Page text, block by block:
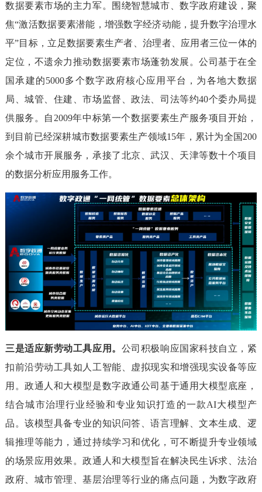
数据要素市场的主力军。围绕智慧城市、数字政府建设，聚
焦“激活数据要素潜能，增强数字经济动能，提升数字治理水
平”目标，立足数据要素生产者、治理者、应用者三位一体的
定位，不遗余力推动数据要素市场蓬勃发展。公司基于在全
国承建的5000多个数字政府核心应用平台，为各地大数据
局、城管、住建、市场监督、政法、司法等约40个委办局提
供服务。自2009年中标第一个数据要素生产服务项目开始，
到目前已经深耕城市数据要素生产领域15年，累计为全国200
余个城市开展服务，承接了北京、武汉、天津等数十个项目
的数据分析应用服务工作。
三是适应新劳动工具应用。 公司积极响应国家科技自立，紧
扣前沿劳动工具如人工智能、虚拟现实和增强现实设备等应
用。政通人和大模型是数字政通公司基于通用大模型底座，
结合城市治理行业经验和专业知识打造的一款AI大模型产
品。该模型具备专业的知识问答、语言理解、文本生成、逻
辑推理等能力，通过持续学习和优化，可不断提升专业领域
的场景应用效果。政通人和大模型旨在解决民生诉求、法治
政府、城市管理、基层治理等行业的痛点问题，为数字政府